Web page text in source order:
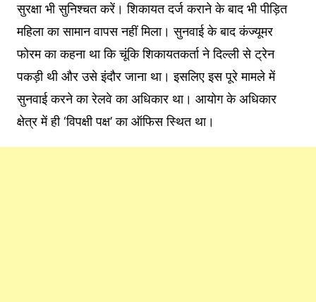
सुरक्षा भी सुन‍िश्‍चत करें। श‍िकायत दर्ज कराने के बाद भी पीड़‍ित
मह‍िला का सामान वापस नहीं मिला। सुनवाई के बाद कंज्‍यूमर
फोरम का कहना था कि चूंकि शिकायतकर्ता ने दिल्ली से ट्रेन
पकड़ी थी और उसे इंदौर जाना था। इसल‍िए इस पूरे मामले में
सुनवाई करने का रेलवे का अधिकार था। आयोग के अधिकार
क्षेत्र में ही ‘विपक्षी पक्ष’ का ऑफ‍िस स्थित था।